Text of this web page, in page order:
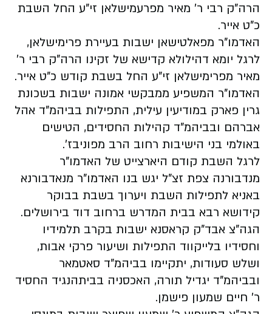
הרה"ק רבי ר' מאיר מפרעמישלאן זי"ע החל השבת
כ"ט אייר.
האדמו"ר מפאלטישאן ישבות בעיירת פרימישלאן,
לרגל יומא דהילולא קדישא של זקינו הרה"ק רבי ר'
מאיר מפרימישלאן זי"ע החל בשבת קודש כ"ט אייר.
האדמו"ר המשפיע ממבקשי אמונה ישבות בשכונת
גרין פארק במודיעין עילית, התפילות בביהמ"ד אהל
אברהם ובביהמ"ד קהילות החסידים, הטישים
באולמי בני הישיבות רחוב הרב מפוניבז'.
לרגל השבת קודם היארצייט של האדמו"ר
מנדבורנה צפת זצ"ל יגש בנו האדמו"ר מנאדבורנא
באניא לתפילות השבת ויערוך בשבת בבוקר
קידושא רבא בבית המדרש ברחוב דוד בירושלים.
הגה"צ אבד"ק קראסנא ישבות בקרב תלמידיו
וחסידיו בלייקווד התפילות ושיעור פרקי אבות,
ושלש סעודות, יתקיימו בביהמ"ד סאטמאר
ובביהמ"ד יגדיל תורה, האכסניה בביתהנגיד החסיד
ר' חיים שמעון פישמן.